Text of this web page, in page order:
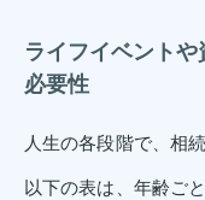
ライフイベント
必要性
人生の各段階で、相
以下の表は、年齢ご